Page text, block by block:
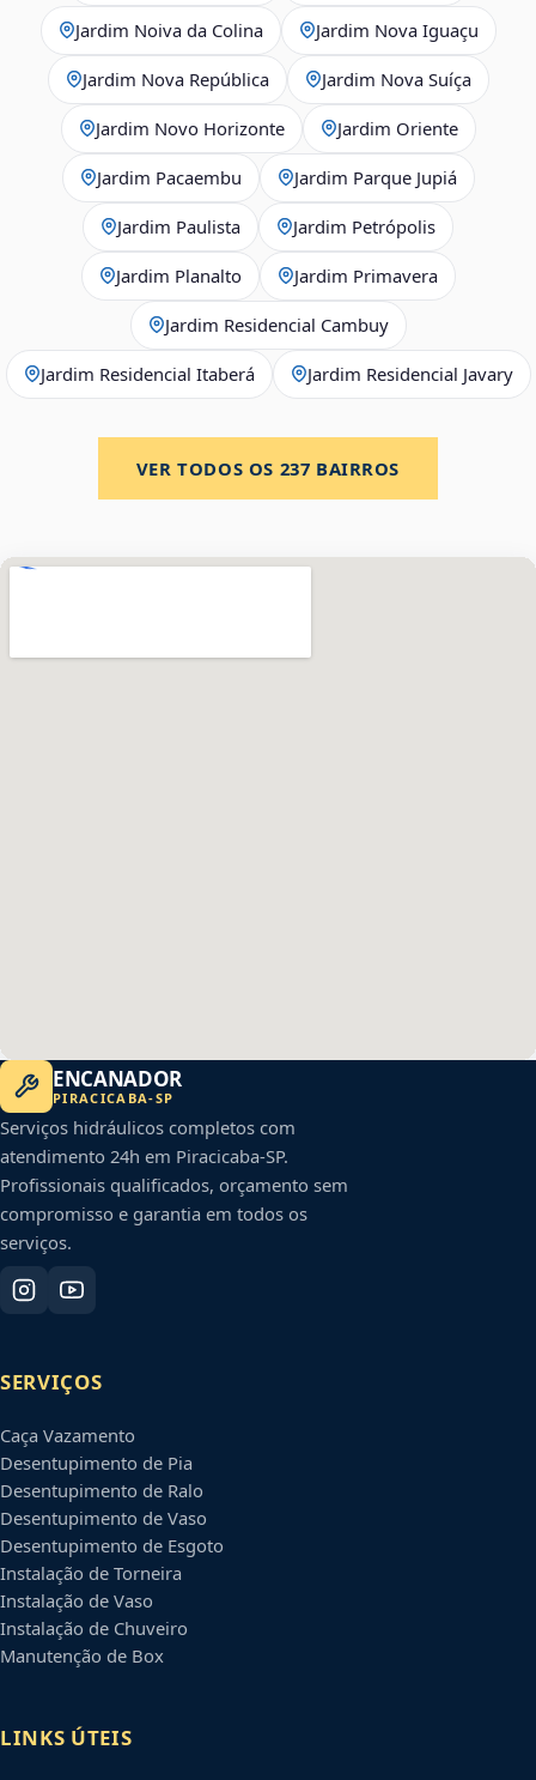
Jardim Noiva da Colina Jardim Nova Iguaçu
Jardim Nova República Jardim Nova Suíça
Jardim Novo Horizonte Jardim Oriente
Jardim Pacaembu Jardim Parque Jupiá
Jardim Paulista Jardim Petrópolis
Jardim Planalto Jardim Primavera
Jardim Residencial Cambuy
Jardim Residencial Itaberá Jardim Residencial Javary
VER TODOS OS 237 BAIRROS
ENCANADOR
PIRACICABA-SP
Serviços hidráulicos completos com
atendimento 24h em Piracicaba-SP.
Profissionais qualificados, orçamento sem
compromisso e garantia em todos os
serviços.
SERVIÇOS
Caça Vazamento
Desentupimento de Pia
Desentupimento de Ralo
Desentupimento de Vaso
Desentupimento de Esgoto
Instalação de Torneira
Instalação de Vaso
Instalação de Chuveiro
Manutenção de Box
LINKS ÚTEIS